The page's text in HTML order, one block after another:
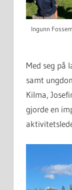
Ingunn
Med seg på
samt
Kilma,
gjorde en